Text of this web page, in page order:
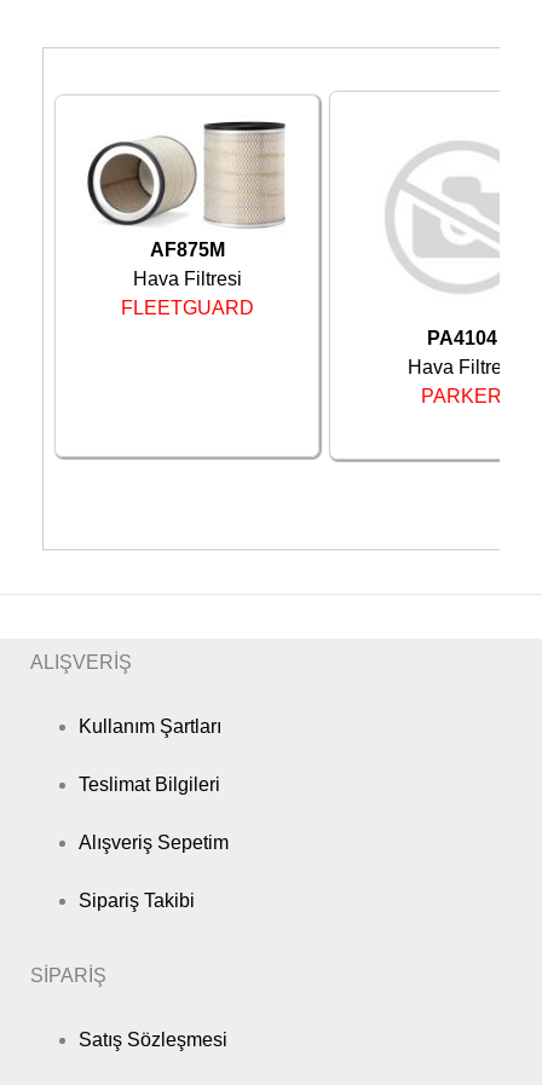
AF875M
Hava Filtresi
FLEETGUARD
PA4104
Hava Filtresi
PARKER
ALIŞVERİŞ
Kullanım Şartları
Teslimat Bilgileri
Alışveriş Sepetim
Sipariş Takibi
SİPARİŞ
Satış Sözleşmesi